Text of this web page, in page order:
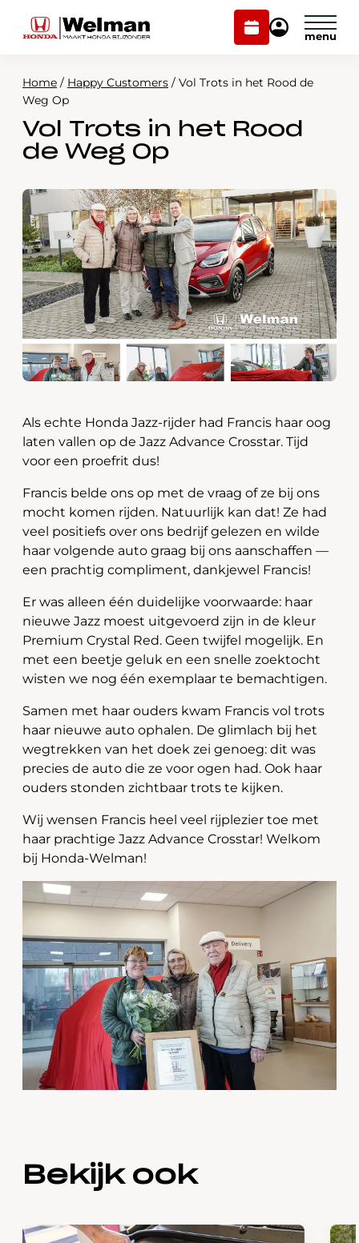
Plan
onderhoud
Mijn
Modellen
Voorraad
Over ons
Webshop
Contact
Plan onderhoud
Home / Happy Customers / Vol Trots in het Rood de
Weg Op
Vol Trots in het Rood
de Weg Op
Als echte Honda Jazz-rijder had Francis haar oog
laten vallen op de Jazz Advance Crosstar. Tijd
voor een proefrit dus!
Francis belde ons op met de vraag of ze bij ons
mocht komen rijden. Natuurlijk kan dat! Ze had
veel positiefs over ons bedrijf gelezen en wilde
haar volgende auto graag bij ons aanschaffen —
een prachtig compliment, dankjewel Francis!
Er was alleen één duidelijke voorwaarde: haar
nieuwe Jazz moest uitgevoerd zijn in de kleur
Premium Crystal Red. Geen twijfel mogelijk. En
met een beetje geluk en een snelle zoektocht
wisten we nog één exemplaar te bemachtigen.
Samen met haar ouders kwam Francis vol trots
haar nieuwe auto ophalen. De glimlach bij het
wegtrekken van het doek zei genoeg: dit was
precies de auto die ze voor ogen had. Ook haar
ouders stonden zichtbaar trots te kijken.
Wij wensen Francis heel veel rijplezier toe met
haar prachtige Jazz Advance Crosstar! Welkom
bij Honda-Welman!
Bekijk ook